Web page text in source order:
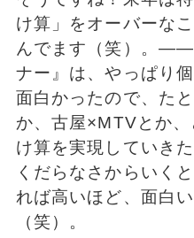
け算」をオーバーな
んでます（笑）。――
ナー』は、やっぱり
面白かったので、た
か、古屋×MTVとか
け算を実現していき
くだらなさからいく
れば高いほど、面白
（笑）。